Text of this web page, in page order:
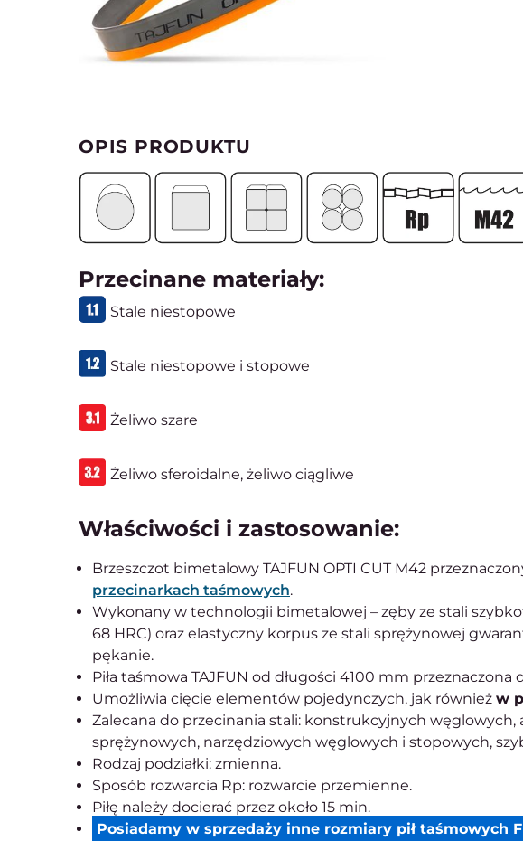
OPIS PRODUKTU
Przecinane materiały:
Stale niestopowe
Stale niestopowe i stopowe
Żeliwo szare
Żeliwo sferoidalne, żeliwo ciągliwe
Właściwości i zastosowanie:
Brzeszczot bimetalowy TAJFUN OPTI CUT M42
przecinarkach taśmowych.
Wykonany w technologii bimetalowej – zęby ze stali
68 HRC) oraz elastyczny korpus ze stali sprężynowej
pękanie.
Piła taśmowa TAJFUN od długości 4100 mm przeznaczona
Umożliwia cięcie elementów pojedynczych, jak również w
Zalecana do przecinania stali: konstrukcyjnych węglowych,
sprężynowych, narzędziowych węglowych i stopowych,
Rodzaj podziałki: zmienna.
Sposób rozwarcia Rp: rozwarcie przemienne.
Piłę należy docierać przez około 15 min.
Posiadamy w sprzedaży inne rozmiary pił taśmowych